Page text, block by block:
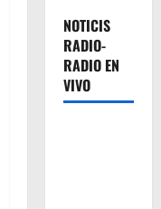
NOTICIS
RADIO-
RADIO EN
VIVO